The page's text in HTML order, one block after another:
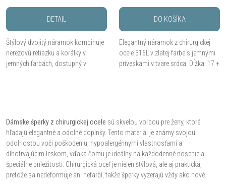
DETAIL
Štýlový dvojitý náramok kombinuje
nerezovú retiazku a korálky v
jemných farbách, dostupný v
DO KOŠÍKA
Elegantný náramok z chirurgickej
ocele 316L v zlatej farbe s jemnými
príveskami v tvare srdca. Dĺžka: 17 +
v
l
á
Dámske šperky z chirurgickej ocele sú skvelou voľbou pre ženy, ktoré
hľadajú elegantné a odolné doplnky. Tento materiál je známy svojou
odolnosťou voči poškodeniu, hypoalergénnymi vlastnosťami a
dlhotrvajúcim leskom, vďaka čomu je ideálny na každodenné nosenie a
špeciálne príležitosti. Chirurgická oceľ je nielen štýlová, ale aj praktická,
pretože sa nedeformuje ani nefarbí, takže šperky vyzerajú vždy ako nové.